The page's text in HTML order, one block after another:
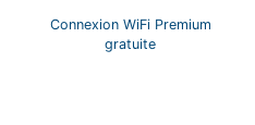
Connexion WiFi Premium
gratuite